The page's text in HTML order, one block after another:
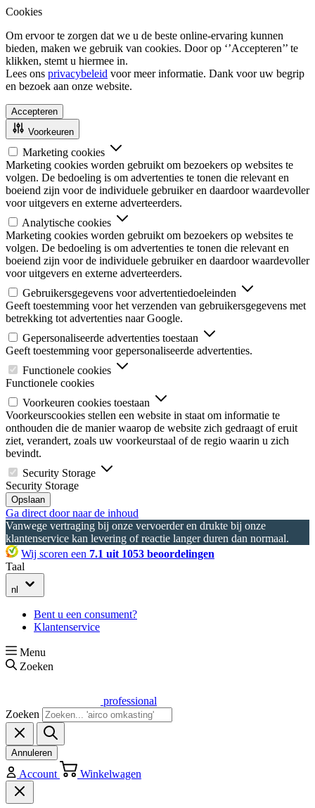
Cookies
Om ervoor te zorgen dat we u de beste online-ervaring kunnen
bieden, maken we gebruik van cookies. Door op ‘’Accepteren’’ te
klikken, stemt u hiermee in.
Lees ons privacybeleid voor meer informatie. Dank voor uw begrip
en bezoek aan onze website.
Accepteren
Voorkeuren
Marketing cookies
Marketing cookies worden gebruikt om bezoekers op websites te
volgen. De bedoeling is om advertenties te tonen die relevant en
boeiend zijn voor de individuele gebruiker en daardoor waardevoller
voor uitgevers en externe adverteerders.
Analytische cookies
Marketing cookies worden gebruikt om bezoekers op websites te
volgen. De bedoeling is om advertenties te tonen die relevant en
boeiend zijn voor de individuele gebruiker en daardoor waardevoller
voor uitgevers en externe adverteerders.
Gebruikersgegevens voor advertentiedoeleinden
Geeft toestemming voor het verzenden van gebruikersgegevens met
betrekking tot advertenties naar Google.
Gepersonaliseerde advertenties toestaan
Geeft toestemming voor gepersonaliseerde advertenties.
Functionele cookies
Functionele cookies
Voorkeuren cookies toestaan
Voorkeurscookies stellen een website in staat om informatie te
onthouden die de manier waarop de website zich gedraagt of eruit
ziet, verandert, zoals uw voorkeurstaal of de regio waarin u zich
bevindt.
Security Storage
Security Storage
Opslaan
Ga direct door naar de inhoud
Vanwege vertraging bij onze vervoerder en drukte bij onze
klantenservice kan levering of reactie langer duren dan normaal.
Wij scoren een 7.1 uit 1053 beoordelingen
Taal
nl
Bent u een consument?
Klantenservice
Menu
Zoeken
professional
Zoeken
Annuleren
Account Winkelwagen